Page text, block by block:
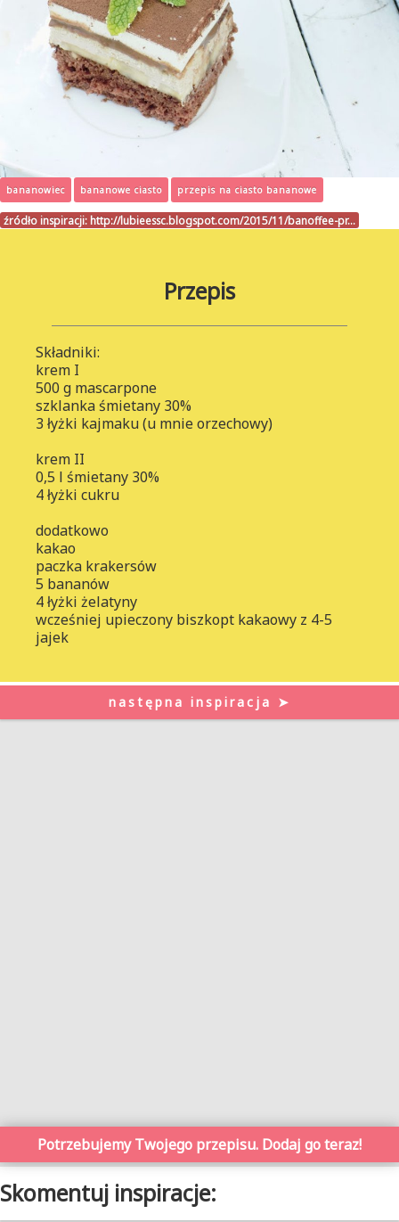
bananowiec bananowe ciasto przepis na ciasto bananowe
źródło inspiracji: http://lubieessc.blogspot.com/2015/11/banoffee-pr…
Przepis
Składniki:
krem I
500 g mascarpone
szklanka śmietany 30%
3 łyżki kajmaku (u mnie orzechowy)
krem II
0,5 l śmietany 30%
4 łyżki cukru
dodatkowo
kakao
paczka krakersów
5 bananów
4 łyżki żelatyny
wcześniej upieczony biszkopt kakaowy z 4-5
jajek
następna inspiracja ➤
Potrzebujemy Twojego przepisu. Dodaj go teraz!
Skomentuj inspiracje: